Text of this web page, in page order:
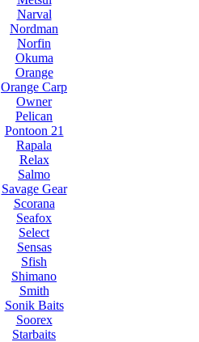
Narval
Nordman
Norfin
Okuma
Orange
Orange Carp
Owner
Pelican
Pontoon 21
Rapala
Relax
Salmo
Savage Gear
Scorana
Seafox
Select
Sensas
Sfish
Shimano
Smith
Sonik Baits
Soorex
Starbaits